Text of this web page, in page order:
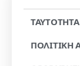
TAYTOTHTA
ΠΟΛΙΤΙΚΗ